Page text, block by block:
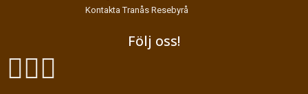
Kontakta Tranås Resebyrå
Följ oss!